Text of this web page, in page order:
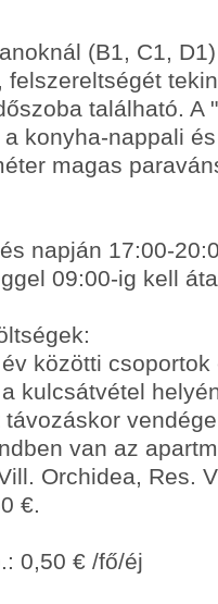
(B1, C1,
található. A
konyha-nappali
magas
napján 17:00-
09:00-ig kell
közötti
kulcsátvétel
van az
Orchidea, Res.
€.
0,50 € /fő/éj